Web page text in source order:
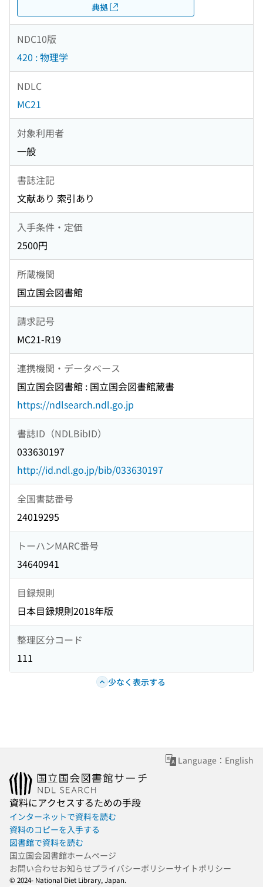
典拠
NDC10版
420 : 物理学
NDLC
MC21
対象利用者
一般
書誌注記
文献あり 索引あり
入手条件・定価
2500円
所蔵機関
国立国会図書館
請求記号
MC21-R19
連携機関・データベース
国立国会図書館 : 国立国会図書館蔵書
https://ndlsearch.ndl.go.jp
書誌ID（NDLBibID）
033630197
http://id.ndl.go.jp/bib/033630197
全国書誌番号
24019295
トーハンMARC番号
34640941
目録規則
日本目録規則2018年版
整理区分コード
111
少なく表示する
Language：English
資料にアクセスするための手段
インターネットで資料を読む
資料のコピーを入手する
図書館で資料を読む
国立国会図書館ホームページ
お問い合わせお知らせプライバシーポリシーサイトポリシー
© 2024- National Diet Library, Japan.